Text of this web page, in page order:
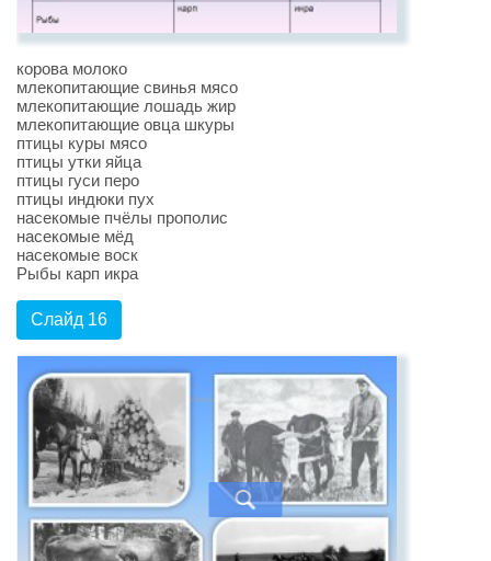
корова молоко
млекопитающие свинья мясо
млекопитающие лошадь жир
млекопитающие овца шкуры
птицы куры мясо
птицы утки яйца
птицы гуси перо
птицы индюки пух
насекомые пчёлы прополис
насекомые мёд
насекомые воск
Рыбы карп икра
Слайд 16